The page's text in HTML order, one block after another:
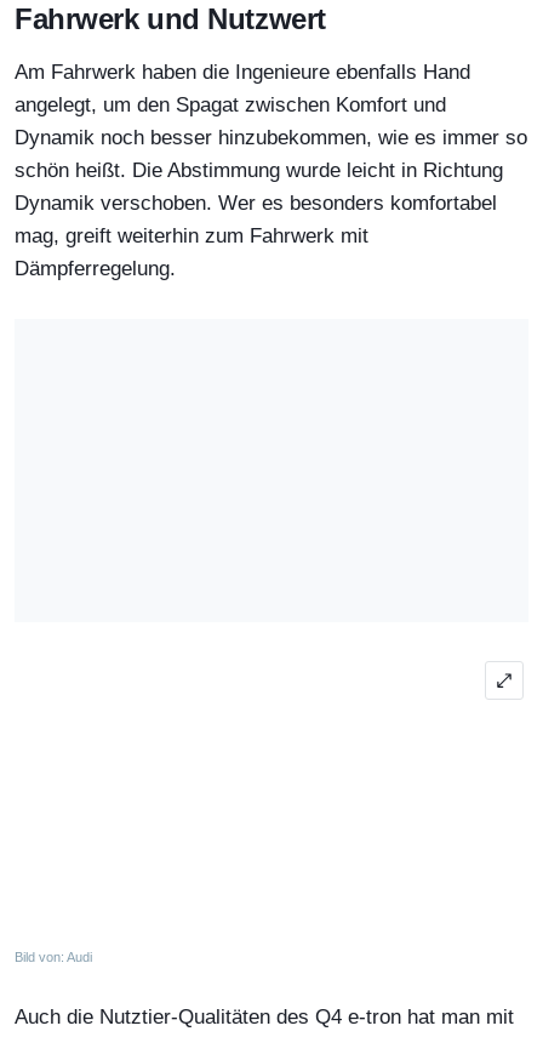
Fahrwerk und Nutzwert
Am Fahrwerk haben die Ingenieure ebenfalls Hand
angelegt, um den Spagat zwischen Komfort und
Dynamik noch besser hinzubekommen, wie es immer so
schön heißt. Die Abstimmung wurde leicht in Richtung
Dynamik verschoben. Wer es besonders komfortabel
mag, greift weiterhin zum Fahrwerk mit
Dämpferregelung.
Bild von: Audi
Auch die Nutztier-Qualitäten des Q4 e-tron hat man mit